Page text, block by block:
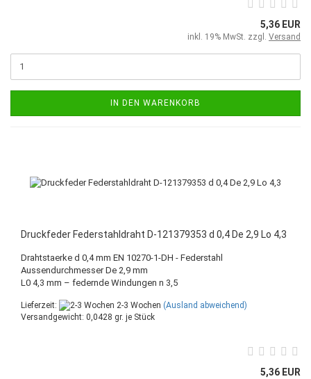
5,36 EUR
inkl. 19% MwSt. zzgl. Versand
IN DEN WARENKORB
Druckfeder Federstahldraht D-121379353 d 0,4 De 2,9 Lo 4,3
Drahtstaerke d 0,4 mm EN 10270-1-DH - Federstahl
Aussendurchmesser De 2,9 mm
L0 4,3 mm – federnde Windungen n 3,5
Lieferzeit: 2-3 Wochen (Ausland abweichend)
Versandgewicht: 0,0428 gr. je Stück
5,36 EUR